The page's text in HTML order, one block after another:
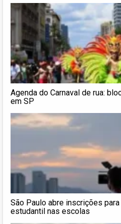
Agenda do Carnaval de rua:
em SP
São Paulo abre inscrições
estudantil nas escolas